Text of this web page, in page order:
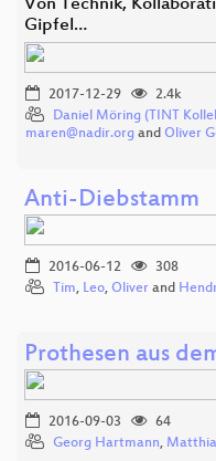
Von Technik,
Gipfel…
2017-12-29
2.4k
Daniel Möring (TINT
maren@nadir.org and Oliver
Anti-Diebstamm
2016-06-12
308
Tim, Leo, Oliver and
Prothesen aus
2016-09-03
64
Georg Hartmann,